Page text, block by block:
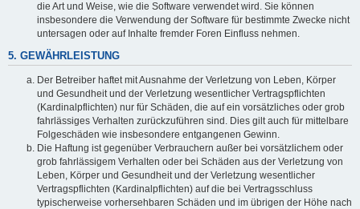
die Art und Weise, wie die Software verwendet wird. Sie können
insbesondere die Verwendung der Software für bestimmte Zwecke nicht
untersagen oder auf Inhalte fremder Foren Einfluss nehmen.
5. GEWÄHRLEISTUNG
Der Betreiber haftet mit Ausnahme der Verletzung von Leben, Körper
und Gesundheit und der Verletzung wesentlicher Vertragspflichten
(Kardinalpflichten) nur für Schäden, die auf ein vorsätzliches oder grob
fahrlässiges Verhalten zurückzuführen sind. Dies gilt auch für mittelbare
Folgeschäden wie insbesondere entgangenen Gewinn.
Die Haftung ist gegenüber Verbrauchern außer bei vorsätzlichem oder
grob fahrlässigem Verhalten oder bei Schäden aus der Verletzung von
Leben, Körper und Gesundheit und der Verletzung wesentlicher
Vertragspflichten (Kardinalpflichten) auf die bei Vertragsschluss
typischerweise vorhersehbaren Schäden und im übrigen der Höhe nach